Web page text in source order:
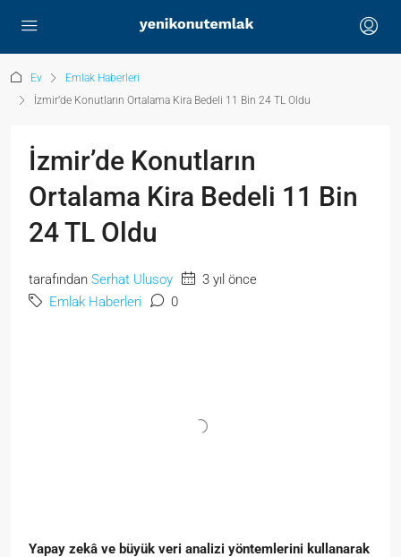
Ev
Emlak Haberleri
İzmir’de Konutların Ortalama Kira Bedeli 11 Bin 24 TL Oldu
İzmir’de Konutların
Ortalama Kira Bedeli 11 Bin
24 TL Oldu
tarafından Serhat Ulusoy
3 yıl önce
Emlak Haberleri
0
Yapay zekâ ve büyük veri analizi yöntemlerini kullanarak